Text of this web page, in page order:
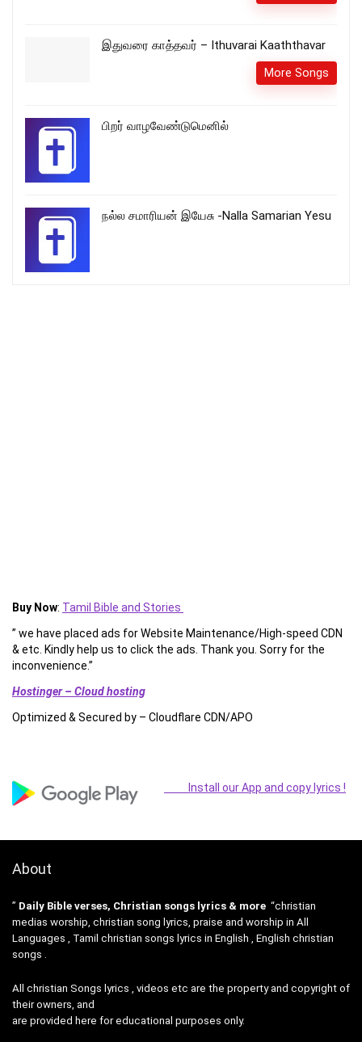
இதுவரை காத்தவர் – Ithuvarai Kaaththavar
More Songs
பிறர் வாழவேண்டுமெனில்
நல்ல சமாரியன் இயேசு -Nalla Samarian Yesu
Buy Now: Tamil Bible and Stories
” we have placed ads for Website Maintenance/High-speed CDN
& etc. Kindly help us to click the ads. Thank you. Sorry for the
inconvenience.”
Hostinger – Cloud hosting
Optimized & Secured by – Cloudflare CDN/APO
Install our App and copy lyrics !
About
” Daily Bible verses, Christian songs lyrics & more “christian
medias worship, christian song lyrics, praise and worship in All
Languages , Tamil christian songs lyrics in English , English christian
songs .
All christian Songs lyrics , videos etc are the property and copyright of
their owners, and
are provided here for educational purposes only.